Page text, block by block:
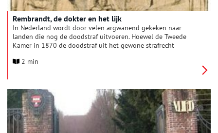
Rembrandt, de dokter en het lijk
In Nederland wordt door velen argwanend gekeken naar
landen die nog de doodstraf uitvoeren. Hoewel de Tweede
Kamer in 1870 de doodstraf uit het gewone strafrecht
plaatsgevonden op 21 maart 1952. En pas sinds 1983 is de
2 min